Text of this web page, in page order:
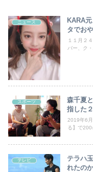
ニュース
KARA
タでお
１１月２
バー、ク
スポーツ
森千夏
指した
2019年6
る】で200
テレビ
テラハ
れたの